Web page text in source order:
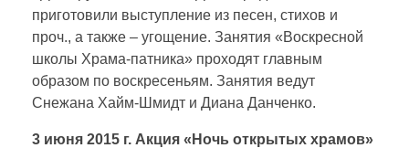
приготовили выступление из песен, стихов и
проч., а также – угощение. Занятия «Воскресной
школы Храма-патника» проходят главным
образом по воскресеньям. Занятия ведут
Снежана Хайм-Шмидт и Диана Данченко.
3 июня 2015 г. Акция «Ночь открытых храмов»